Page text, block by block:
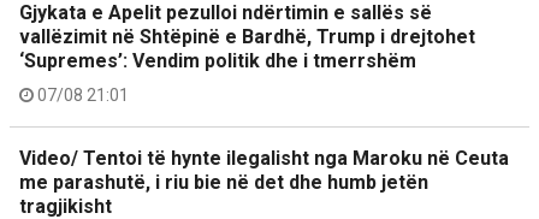
Gjykata e Apelit pezulloi ndërtimin e sallës së
vallëzimit në Shtëpinë e Bardhë, Trump i drejtohet
‘Supremes’: Vendim politik dhe i tmerrshëm
07/08 21:01
Video/ Tentoi të hynte ilegalisht nga Maroku në Ceuta
me parashutë, i riu bie në det dhe humb jetën
tragjikisht